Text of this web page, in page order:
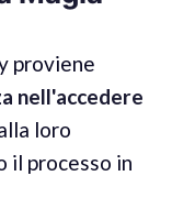
proviene
nell'accedere
loro
il processo in